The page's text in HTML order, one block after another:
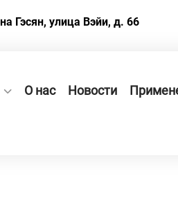
Гэсян, улица Вэйи, д. 66
О нас Новости